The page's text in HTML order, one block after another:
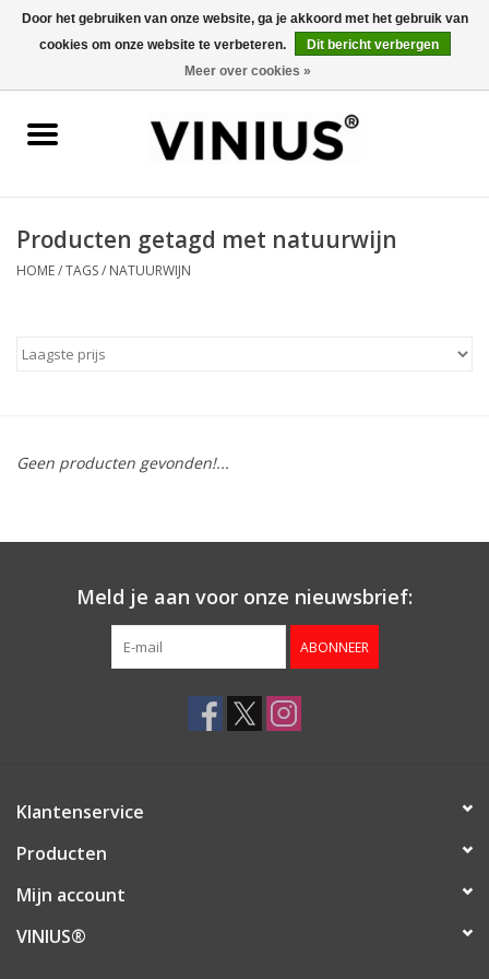
0 Artikelen - €0,00
Wijn per kleur/soort
Wijnproeverij
Wijnhuizen
Producten getagd met natuurwijn
HOME/TAGS/ NATUURWIJN
Geen producten gevonden!...
Meld je aan voor onze nieuwsbrief:
ABONNEER
Klantenservice
Producten
Mijn account
VINIUS®
Door het gebruiken van onze website, ga je akkoord met het gebruik van
cookies om onze website te verbeteren.
Dit bericht verbergen
Meer over cookies »